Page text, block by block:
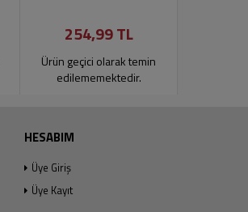
254,99 TL
Ürün geçici olarak temin
edilememektedir.
HESABIM
Üye Giriş
Üye Kayıt